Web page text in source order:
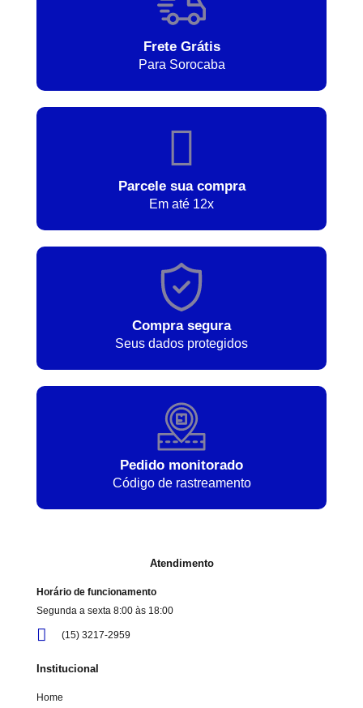
Frete Grátis
Para Sorocaba
Parcele sua compra
Em até 12x
Compra segura
Seus dados protegidos
Pedido monitorado
Código de rastreamento
Atendimento
Horário de funcionamento
Segunda a sexta 8:00 às 18:00
(15) 3217-2959
Institucional
Home